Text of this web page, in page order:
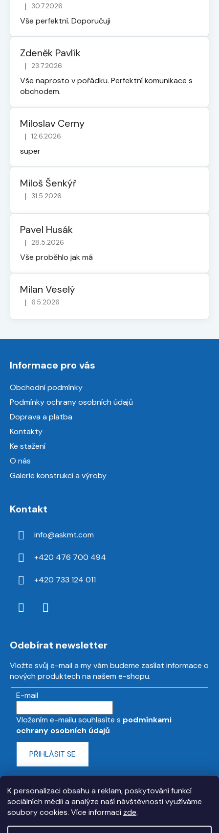
K personalizaci obsahu a reklam, poskytování funkcí
sociálních médií a analýze naší návštěvnosti využíváme
soubory cookies. Více informací zde.
Hodnocení obchodu je 5 z 5 hvězdiček.
| 30.7.2026
Vše perfektní. Doporučuji
Zdeněk Pavlík
Hodnocení obchodu je 5 z 5 hvězdiček.
| 23.7.2026
Vše naprosto v pořádku. Perfektní komunikace s
obchodem.
Miloslav Cerny
Hodnocení obchodu je 5 z 5 hvězdiček.
| 12.6.2026
super
Miloš Šenkýř
Hodnocení obchodu je 5 z 5 hvězdiček.
| 31.5.2026
Pavel Husák
Hodnocení obchodu je 5 z 5 hvězdiček.
| 28.5.2026
Vše proběhlo jak má
Milan Veselý
Hodnocení obchodu je 5 z 5 hvězdiček.
| 6.5.2026
Informace pro vás
Obchodní podmínky
Podmínky ochrany osobních údajů
Doprava a platba
Kontakty
Ke stažení
O nás
Galerie konstrukcí a výroby
Kontakt
info@askmt.com
+420 476 700 494
+420 733 124 011
Odebírat newsletter
Vložte svůj e-mail a my vám budeme zasílat informace o
nových produktech na našem e-shopu.
E-mail
Vložením e-mailu souhlasíte s podmínkami
ochrany osobních údajů
PŘIHLÁSIT SE